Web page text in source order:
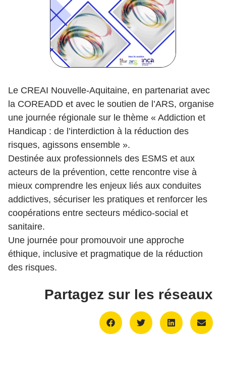
Le CREAI Nouvelle-Aquitaine, en partenariat avec
la COREADD et avec le soutien de l’ARS, organise
une journée régionale sur le thème « Addiction et
Handicap : de l’interdiction à la réduction des
risques, agissons ensemble ».
Destinée aux professionnels des ESMS et aux
acteurs de la prévention, cette rencontre vise à
mieux comprendre les enjeux liés aux conduites
addictives, sécuriser les pratiques et renforcer les
coopérations entre secteurs médico-social et
sanitaire.
Une journée pour promouvoir une approche
éthique, inclusive et pragmatique de la réduction
des risques.
Partagez sur les réseaux